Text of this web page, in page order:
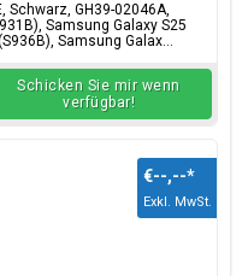
Schwarz, GH39-02046A,
Samsung Galaxy S25
Samsung Galax...
Schicken Sie mir wenn
verfügbar!
€--,--*
Exkl. MwSt.